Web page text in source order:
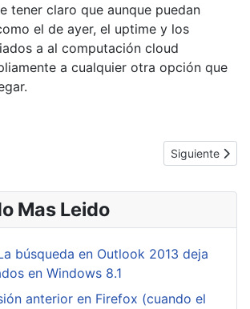
tener claro que aunque puedan
el de ayer, el uptime y los
a al computación cloud
a cualquier otra opción que
se topa con las leyes de la UE
Artículo
Siguiente
Mas Leido
búsqueda en Outlook 2013 deja
en Windows 8.1
anterior en Firefox (cuando el